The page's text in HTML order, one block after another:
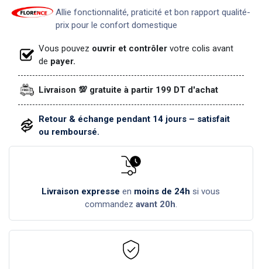
Allie fonctionnalité, praticité et bon rapport qualité-
prix pour le confort domestique
Vous pouvez ouvrir et contrôler votre colis avant
de payer.
Livraison 💯 gratuite à partir 199 DT d'achat
Retour & échange pendant 14 jours – satisfait
ou remboursé.
Livraison expresse en moins de 24h si vous
commandez avant 20h.